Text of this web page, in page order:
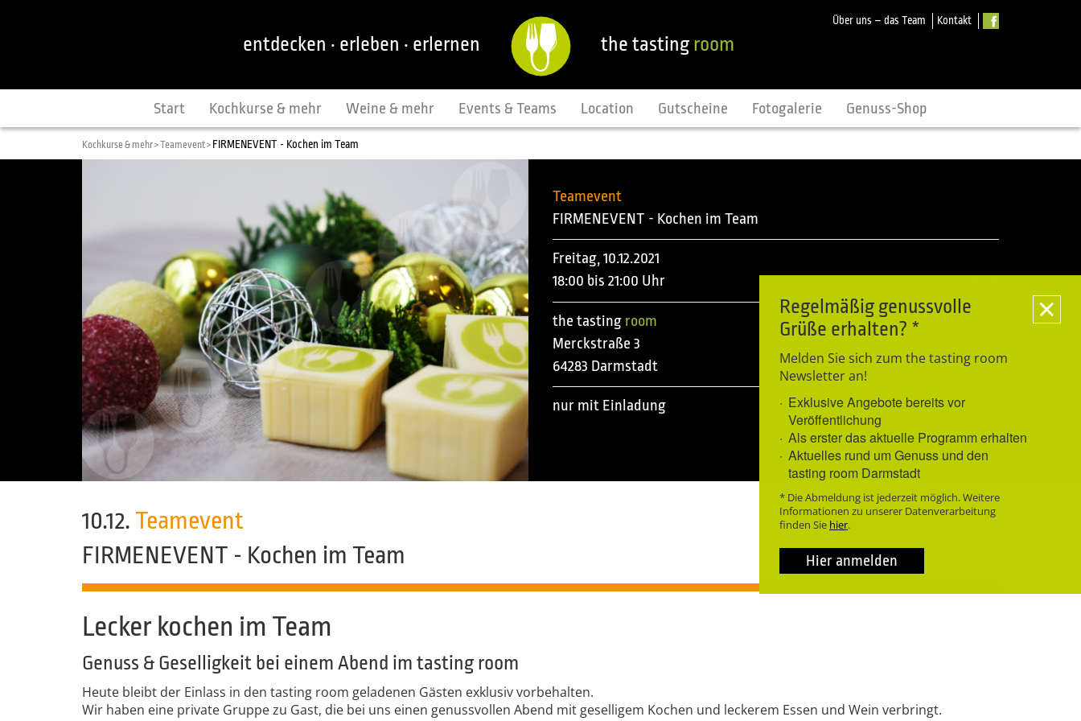
Über uns – das Team Kontakt
entdecken · erleben · erlernen the tastingroom
Start Kochkurse & mehr Weine & mehr Events & Teams Location Gutscheine Fotogalerie Genuss-Shop
Kochkurse & mehr >Teamevent > FIRMENEVENT - Kochen im Team
Teamevent
FIRMENEVENT - Kochen im Team
Freitag, 10.12.2021
18:00 bis 21:00 Uhr
the tasting room
Merckstraße 3
64283 Darmstadt
nur mit Einladung
10.12. Teamevent
FIRMENEVENT - Kochen im Team
Lecker kochen im Team
Genuss & Geselligkeit bei einem Abend im tasting room
Heute bleibt der Einlass in den tasting room geladenen Gästen exklusiv vorbehalten.
Wir haben eine private Gruppe zu Gast, die bei uns einen genussvollen Abend mit geselligem Kochen und leckerem Essen und Wein verbringt.
Regelmäßig genussvolle
Grüße erhalten? *
Melden Sie sich zum the tasting room
Newsletter an!
Exklusive Angebote bereits vor
Veröffentlichung
Als erster das aktuelle Programm erhalten
Aktuelles rund um Genuss und den
tasting room Darmstadt
* Die Abmeldung ist jederzeit möglich. Weitere
Informationen zu unserer Datenverarbeitung
finden Sie hier.
Hier anmelden